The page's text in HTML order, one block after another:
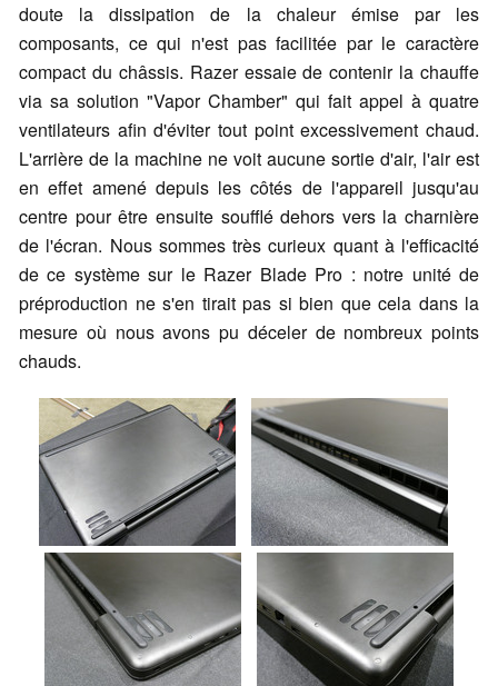
doute la dissipation de la chaleur émise par les
composants, ce qui n'est pas facilitée par le caractère
compact du châssis. Razer essaie de contenir la chauffe
via sa solution "Vapor Chamber" qui fait appel à quatre
ventilateurs afin d'éviter tout point excessivement chaud.
L'arrière de la machine ne voit aucune sortie d'air, l'air est
en effet amené depuis les côtés de l'appareil jusqu'au
centre pour être ensuite soufflé dehors vers la charnière
de l'écran. Nous sommes très curieux quant à l'efficacité
de ce système sur le Razer Blade Pro : notre unité de
préproduction ne s'en tirait pas si bien que cela dans la
mesure où nous avons pu déceler de nombreux points
chauds.